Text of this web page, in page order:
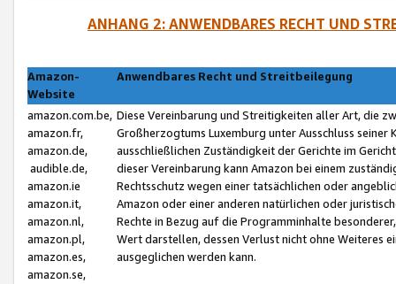
ANHANG 2: ANWENDBARES RECHT UND
Amazon-
Website
Anwendbares Recht und Streitbeilegung
amazon.com.be,
amazon.fr,
amazon.de,
audible.de,
amazon.ie
amazon.it,
amazon.nl,
amazon.pl,
amazon.es,
amazon.se,
Diese Vereinbarung und Streitigkeiten aller Art, die
Großherzogtums Luxemburg unter Ausschluss
ausschließlichen Zuständigkeit der Gerichte im
dieser Vereinbarung kann Amazon bei einem
Rechtsschutz wegen einer tatsächlichen oder
Amazon oder einer anderen natürlichen oder
Rechte in Bezug auf die Programminhalte
Wert darstellen, dessen Verlust nicht ohne Weiteres
ausgeglichen werden kann.